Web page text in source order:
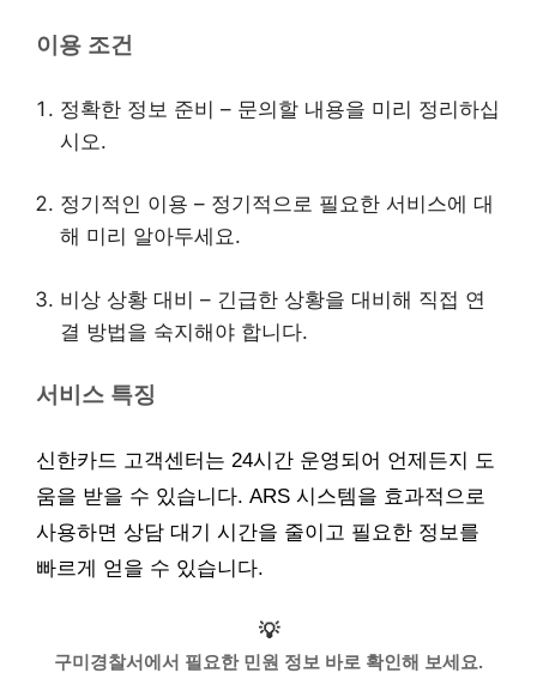
이용 조건
정확한 정보 준비 – 문의할 내용을 미리 정리하십
시오.
정기적인 이용 – 정기적으로 필요한 서비스에 대
해 미리 알아두세요.
비상 상황 대비 – 긴급한 상황을 대비해 직접 연
결 방법을 숙지해야 합니다.
서비스 특징
신한카드 고객센터는 24시간 운영되어 언제든지 도
움을 받을 수 있습니다. ARS 시스템을 효과적으로
사용하면 상담 대기 시간을 줄이고 필요한 정보를
빠르게 얻을 수 있습니다.
💡
구미경찰서에서 필요한 민원 정보 바로 확인해 보세요.